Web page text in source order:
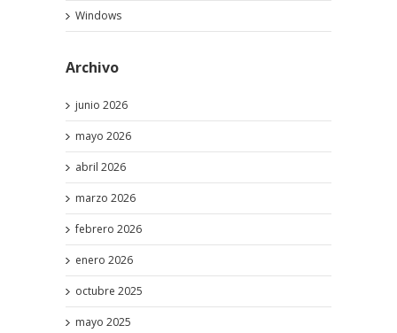
Windows
Archivo
junio 2026
mayo 2026
abril 2026
marzo 2026
febrero 2026
enero 2026
octubre 2025
mayo 2025